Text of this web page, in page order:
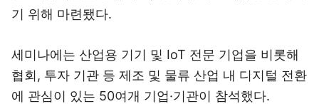
기 위해 마련됐다.
세미나에는 산업용 기기 및 IoT 전문 기업을 비롯해
협회, 투자 기관 등 제조 및 물류 산업 내 디지털 전환
에 관심이 있는 50여개 기업·기관이 참석했다.